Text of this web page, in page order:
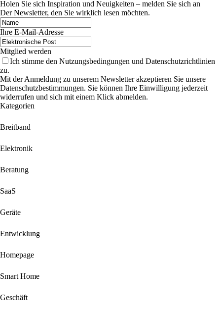
Holen Sie sich Inspiration und Neuigkeiten – melden Sie sich an
Der Newsletter, den Sie wirklich lesen möchten.
Ihre E-Mail-Adresse
Mitglied werden
Ich stimme den Nutzungsbedingungen und Datenschutzrichtlinien
zu.
Mit der Anmeldung zu unserem Newsletter akzeptieren Sie unsere
Datenschutzbestimmungen. Sie können Ihre Einwilligung jederzeit
widerrufen und sich mit einem Klick abmelden.
Kategorien
Breitband
Elektronik
Beratung
SaaS
Geräte
Entwicklung
Homepage
Smart Home
Geschäft